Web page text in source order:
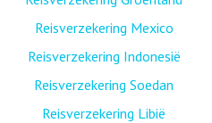
Reisverzekering Mexico
Reisverzekering Indonesië
Reisverzekering Soedan
Reisverzekering Libië